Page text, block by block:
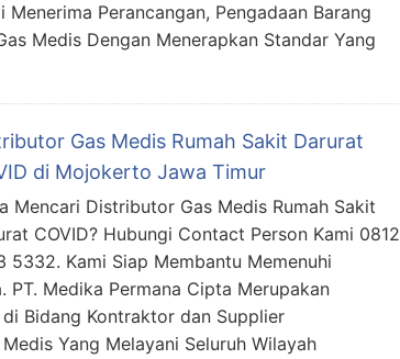
Menerima Perancangan, Pengadaan Barang
Medis Dengan Menerapkan Standar Yang
Gas Medis Rumah Sakit Darurat
di Mojokerto Jawa Timur
Mencari Distributor Gas Medis Rumah Sakit
COVID? Hubungi Contact Person Kami 0812
5332. Kami Siap Membantu Memenuhi
PT. Medika Permana Cipta Merupakan
Bidang Kontraktor dan Supplier
Yang Melayani Seluruh Wilayah